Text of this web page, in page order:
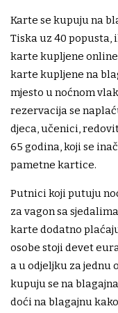
Karte se kupuju na
Tiska uz 40
karte kupljene
karte kupljene na
mjesto u noćnom
rezervacija se
djeca, učenici,
65 godina, koji se
pametne kartice.
Putnici koji putuju
za vagon sa
karte dodatno
osobe stoji devet
a u odjeljku za jednu
kupuju se na
doći na blagajnu